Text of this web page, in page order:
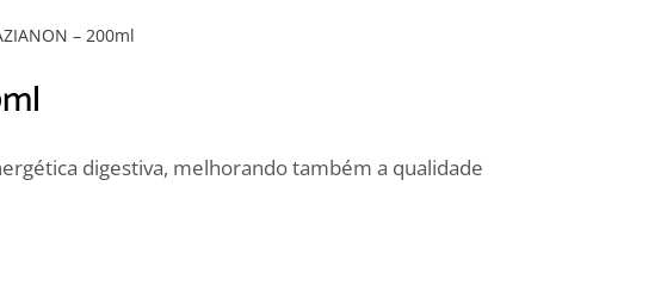
– 200ml
digestiva, melhorando também a qualidade